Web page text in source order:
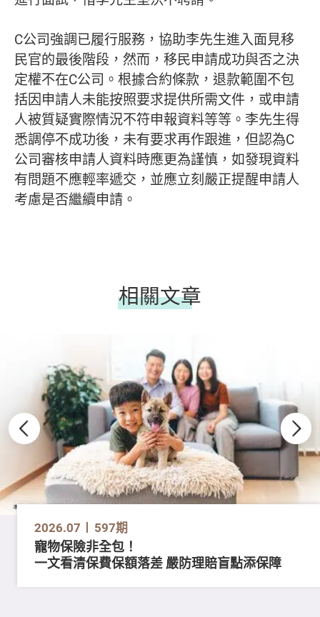
C公司強調已履行服務，協助李先生進入面見移
民官的最後階段，然而，移民申請成功與否之決
定權不在C公司。根據合約條款，退款範圍不包
括因申請人未能按照要求提供所需文件，或申請
人被質疑實際情況不符申報資料等等。李先生得
悉調停不成功後，未有要求再作跟進，但認為C
公司審核申請人資料時應更為謹慎，如發現資料
有問題不應輕率遞交，並應立刻嚴正提醒申請人
考慮是否繼續申請。
相關文章
2026.07 597期
寵物保險非全包！
一文看清保費保額落差 嚴防理賠盲點添保障